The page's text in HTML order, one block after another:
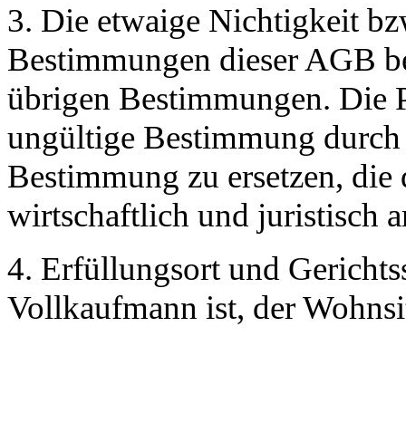
3. Die etwaige Nichtigkeit
Bestimmungen dieser AGB
übrigen Bestimmungen. Die
ungültige Bestimmung
Bestimmung zu ersetzen, die
wirtschaftlich und juristisch
4. Erfüllungsort und
Vollkaufmann ist, der